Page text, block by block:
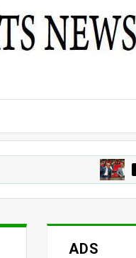
CRICKET
ADS